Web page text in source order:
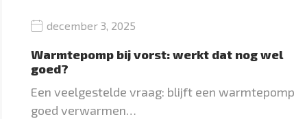
december 3, 2025
Warmtepomp bij vorst: werkt dat nog wel
goed?
Een veelgestelde vraag: blijft een warmtepomp
goed verwarmen…